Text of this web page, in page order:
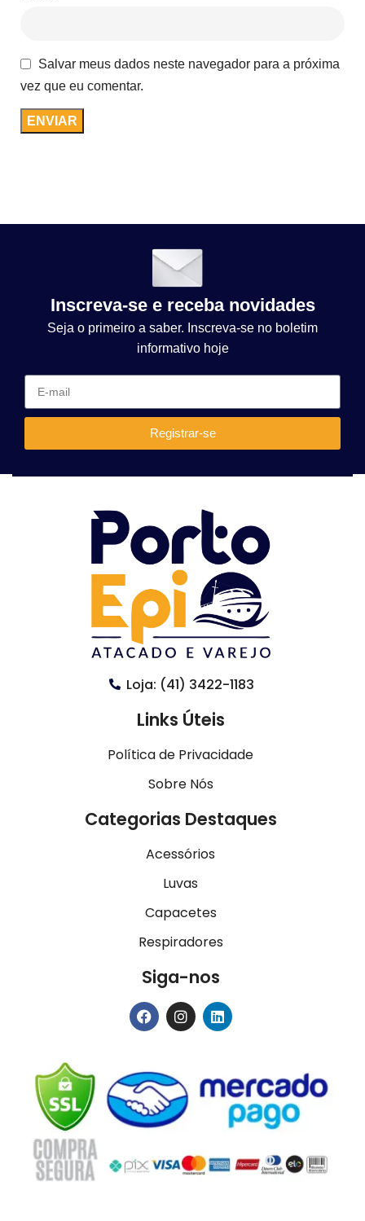
Salvar meus dados neste navegador para a próxima
vez que eu comentar.
Inscreva-se e receba novidades
Seja o primeiro a saber. Inscreva-se no boletim
informativo hoje
Registrar-se
Loja: (41) 3422-1183
Links Úteis
Política de Privacidade
Sobre Nós
Categorias Destaques
Acessórios
Luvas
Capacetes
Respiradores
Siga-nos